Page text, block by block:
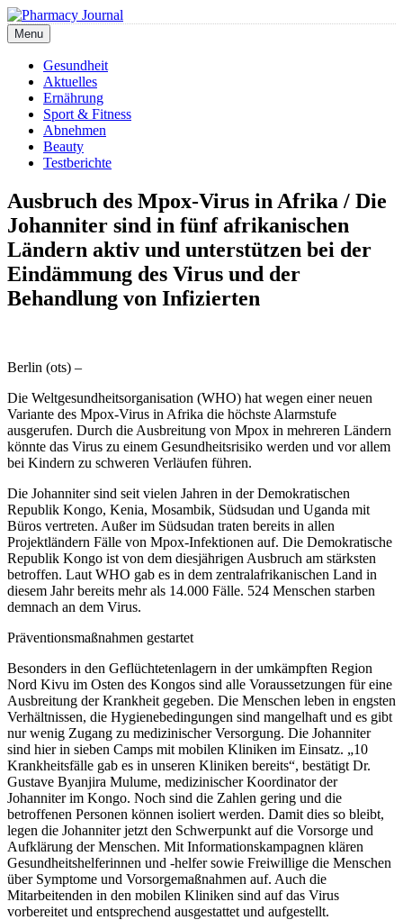
Skip
to
content
Pharmacy Journal
Menu
Gesundheit
Aktuelles
Ernährung
Sport & Fitness
Abnehmen
Beauty
Testberichte
Ausbruch des Mpox-Virus in Afrika / Die
Johanniter sind in fünf afrikanischen
Ländern aktiv und unterstützen bei der
Eindämmung des Virus und der
Behandlung von Infizierten
Berlin (ots) –
Die Weltgesundheitsorganisation (WHO) hat wegen einer neuen
Variante des Mpox-Virus in Afrika die höchste Alarmstufe
ausgerufen. Durch die Ausbreitung von Mpox in mehreren Ländern
könnte das Virus zu einem Gesundheitsrisiko werden und vor allem
bei Kindern zu schweren Verläufen führen.
Die Johanniter sind seit vielen Jahren in der Demokratischen
Republik Kongo, Kenia, Mosambik, Südsudan und Uganda mit
Büros vertreten. Außer im Südsudan traten bereits in allen
Projektländern Fälle von Mpox-Infektionen auf. Die Demokratische
Republik Kongo ist von dem diesjährigen Ausbruch am stärksten
betroffen. Laut WHO gab es in dem zentralafrikanischen Land in
diesem Jahr bereits mehr als 14.000 Fälle. 524 Menschen starben
demnach an dem Virus.
Präventionsmaßnahmen gestartet
Besonders in den Geflüchtetenlagern in der umkämpften Region
Nord Kivu im Osten des Kongos sind alle Voraussetzungen für eine
Ausbreitung der Krankheit gegeben. Die Menschen leben in engsten
Verhältnissen, die Hygienebedingungen sind mangelhaft und es gibt
nur wenig Zugang zu medizinischer Versorgung. Die Johanniter
sind hier in sieben Camps mit mobilen Kliniken im Einsatz. „10
Krankheitsfälle gab es in unseren Kliniken bereits“, bestätigt Dr.
Gustave Byanjira Mulume, medizinischer Koordinator der
Johanniter im Kongo. Noch sind die Zahlen gering und die
betroffenen Personen können isoliert werden. Damit dies so bleibt,
legen die Johanniter jetzt den Schwerpunkt auf die Vorsorge und
Aufklärung der Menschen. Mit Informationskampagnen klären
Gesundheitshelferinnen und -helfer sowie Freiwillige die Menschen
über Symptome und Vorsorgemaßnahmen auf. Auch die
Mitarbeitenden in den mobilen Kliniken sind auf das Virus
vorbereitet und entsprechend ausgestattet und aufgestellt.